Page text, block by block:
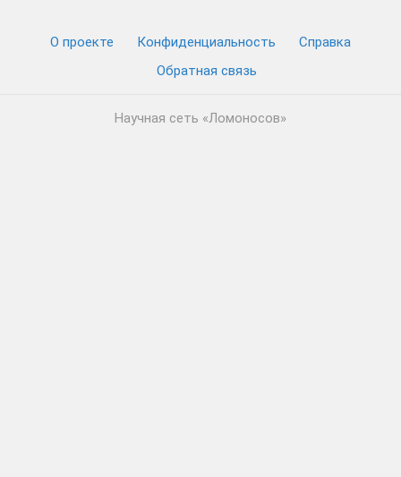
О проекте Конфиденциальность
Cправка
Обратная связь
Научная сеть «Ломоносов»